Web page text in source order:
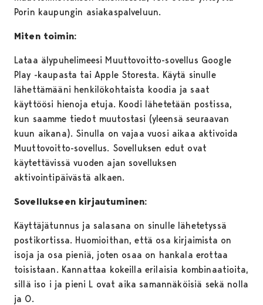
Porin kaupungin asiakaspalveluun.
Miten toimin:
Lataa älypuhelimeesi Muuttovoitto-sovellus Google
Play -kaupasta tai Apple Storesta. Käytä sinulle
lähettämääni henkilökohtaista koodia ja saat
käyttöösi hienoja etuja. Koodi lähetetään postissa,
kun saamme tiedot muutostasi (yleensä seuraavan
kuun aikana). Sinulla on vajaa vuosi aikaa aktivoida
Muuttovoitto-sovellus. Sovelluksen edut ovat
käytettävissä vuoden ajan sovelluksen
aktivointipäivästä alkaen.
Sovellukseen kirjautuminen:
Käyttäjätunnus ja salasana on sinulle lähetetyssä
postikortissa. Huomioithan, että osa kirjaimista on
isoja ja osa pieniä, joten osaa on hankala erottaa
toisistaan. Kannattaa kokeilla erilaisia kombinaatioita,
sillä iso i ja pieni L ovat aika samannäköisiä sekä nolla
ja O.